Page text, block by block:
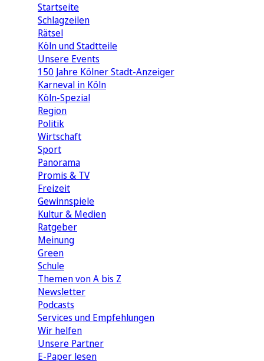
Startseite
Schlagzeilen
Rätsel
Köln und Stadtteile
Unsere Events
150 Jahre Kölner Stadt-Anzeiger
Karneval in Köln
Köln-Spezial
Region
Politik
Wirtschaft
Sport
Panorama
Promis & TV
Freizeit
Gewinnspiele
Kultur & Medien
Ratgeber
Meinung
Green
Schule
Themen von A bis Z
Newsletter
Podcasts
Services und Empfehlungen
Wir helfen
Unsere Partner
E-Paper lesen